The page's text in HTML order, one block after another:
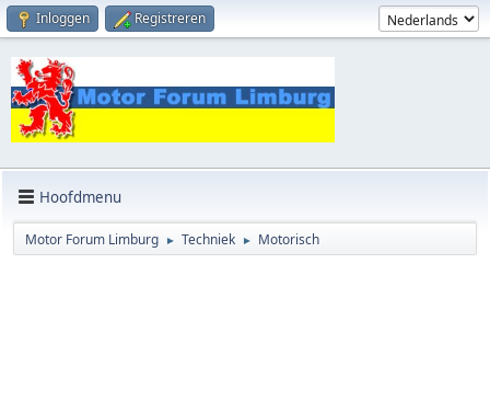
Inloggen Registreren
Hoofdmenu
Motor Forum Limburg ► Techniek ► Motorisch